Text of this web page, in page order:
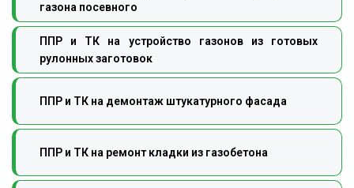
газона посевного
ППР и ТК на устройство газонов из готовых
рулонных заготовок
ППР и ТК на демонтаж штукатурного фасада
ППР и ТК на ремонт кладки из газобетона